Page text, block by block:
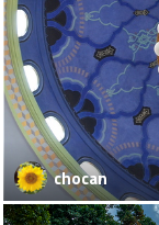
chocan